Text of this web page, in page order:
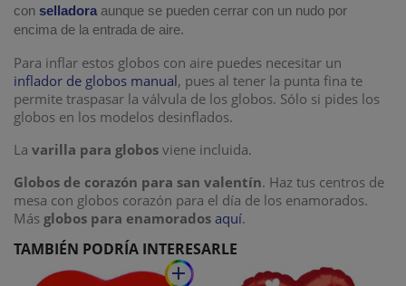
con selladora aunque se pueden cerrar con un nudo por
encima de la entrada de aire.
Para inflar estos globos con aire puedes necesitar un
inflador de globos manual, pues al tener la punta fina te
permite traspasar la válvula de los globos. Sólo si pides los
globos en los modelos desinflados.
La varilla para globos viene incluida.
Globos de corazón para san valentín. Haz tus centros de
mesa con globos corazón para el día de los enamorados.
Más globos para enamorados aquí.
TAMBIÉN PODRÍA INTERESARLE
add